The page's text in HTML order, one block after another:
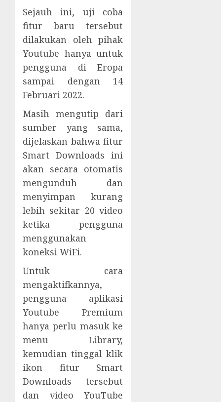
Sejauh ini, uji coba
fitur baru tersebut
dilakukan oleh pihak
Youtube hanya untuk
pengguna di Eropa
sampai dengan 14
Februari 2022.
Masih mengutip dari
sumber yang sama,
dijelaskan bahwa fitur
Smart Downloads ini
akan secara otomatis
mengunduh dan
menyimpan kurang
lebih sekitar 20 video
ketika pengguna
menggunakan
koneksi WiFi.
Untuk cara
mengaktifkannya,
pengguna aplikasi
Youtube Premium
hanya perlu masuk ke
menu Library,
kemudian tinggal klik
ikon fitur Smart
Downloads tersebut
dan video YouTube